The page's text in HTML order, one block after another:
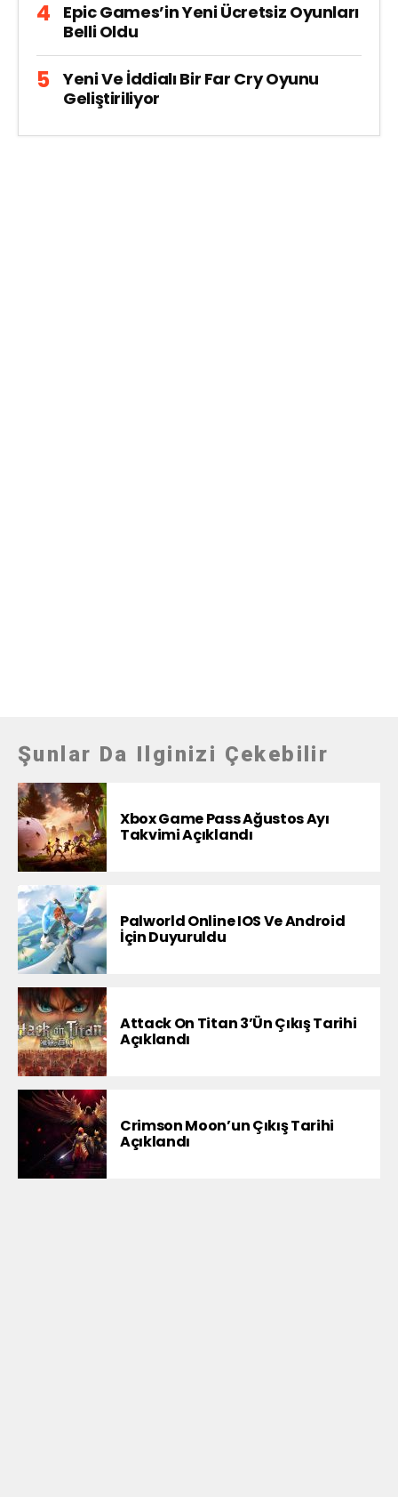
Epic Games’in Yeni Ücretsiz Oyunları
Belli Oldu
Yeni Ve İddialı Bir Far Cry Oyunu
Geliştiriliyor
Şunlar Da Ilginizi Çekebilir
Xbox Game Pass Ağustos Ayı
Takvimi Açıklandı
Palworld Online IOS Ve Android
İçin Duyuruldu
Attack On Titan 3’ün Çıkış Tarihi
Açıklandı
Crimson Moon’un Çıkış Tarihi
Açıklandı